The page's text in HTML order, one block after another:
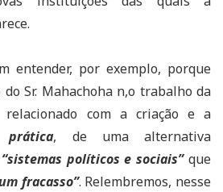
entender, por exemplo, porque
Sr. Mahachoha n,o trabalho da
relacionado com a criação e a
, de uma alternativa
“sistemas políticos e sociais”que
fracasso”. Relembremos, nesse